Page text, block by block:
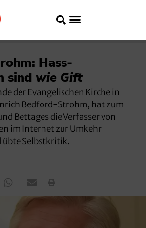
Hass-
sind wie Gift
der Evangelischen Kirche in
Bedford-Strohm, hat zum
Bettages die Verfasser von
im Internet zur Umkehr
übte Selbstkritik.